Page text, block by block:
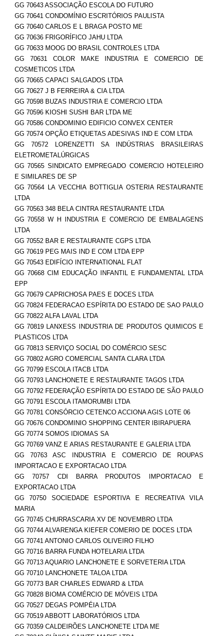
GG 70643 ASSOCIAÇÃO ESCOLA DO FUTURO
GG 70641 CONDOMÍNIO ESCRITÓRIOS PAULISTA
GG 70640 CARLOS E L BRAGA POSTO ME
GG 70636 FRIGORÍFICO JAHU LTDA
GG 70633 MOOG DO BRASIL CONTROLES LTDA
GG 70631 COLOR MAKE INDUSTRIA E COMERCIO DE
COSMETICOS LTDA
GG 70665 CAPACI SALGADOS LTDA
GG 70627 J B FERREIRA & CIA LTDA
GG 70598 BUZAS INDUSTRIA E COMERCIO LTDA
GG 70596 KIOSHI SUSHI BAR LTDA ME
GG 70586 CONDOMINIO EDIFICIO CONVEX CENTER
GG 70574 OPÇÃO ETIQUETAS ADESIVAS IND E COM LTDA
GG 70572 LORENZETTI SA INDÚSTRIAS BRASILEIRAS
ELETROMETALÚRGICAS
GG 70565 SINDICATO EMPREGADO COMERCIO HOTELEIRO
E SIMILARES DE SP
GG 70564 LA VECCHIA BOTTIGLIA OSTERIA RESTAURANTE
LTDA
GG 70563 348 BELA CINTRA RESTAURANTE LTDA
GG 70558 W H INDUSTRIA E COMERCIO DE EMBALAGENS
LTDA
GG 70552 BAR E RESTAURANTE CGPS LTDA
GG 70619 PEG MAIS IND E COM LTDA EPP
GG 70543 EDIFÍCIO INTERNATIONAL FLAT
GG 70668 CIM EDUCAÇÃO INFANTIL E FUNDAMENTAL LTDA
EPP
GG 70679 CAPRICHOSA PAES E DOCES LTDA
GG 70824 FEDERACAO ESPÍRITA DO ESTADO DE SAO PAULO
GG 70822 ALFA LAVAL LTDA
GG 70819 LANXESS INDUSTRIA DE PRODUTOS QUIMICOS E
PLASTICOS LTDA
GG 70813 SERVIÇO SOCIAL DO COMÉRCIO SESC
GG 70802 AGRO COMERCIAL SANTA CLARA LTDA
GG 70799 ESCOLA ITACB LTDA
GG 70793 LANCHONETE E RESTAURANTE TAGOS LTDA
GG 70792 FEDERAÇÃO ESPÍRITA DO ESTADO DE SÃO PAULO
GG 70791 ESCOLA ITAMORUMBI LTDA
GG 70781 CONSÓRCIO CETENCO ACCIONA AGIS LOTE 06
GG 70676 CONDOMINIO SHOPPING CENTER IBIRAPUERA
GG 70774 SOMOS IDIOMAS SA
GG 70769 VANZ E ARIAS RESTAURANTE E GALERIA LTDA
GG 70763 ASC INDUSTRIA E COMERCIO DE ROUPAS
IMPORTACAO E EXPORTACAO LTDA
GG 70757 CDI BARRA PRODUTOS IMPORTACAO E
EXPORTACAO LTDA
GG 70750 SOCIEDADE ESPORTIVA E RECREATIVA VILA
MARIA
GG 70745 CHURRASCARIA XV DE NOVEMBRO LTDA
GG 70744 ALVARENGA KIEFER COMERIO DE DOCES LTDA
GG 70741 ANTONIO CARLOS OLIVEIRO FILHO
GG 70716 BARRA FUNDA HOTELARIA LTDA
GG 70713 AQUARIO LANCHONETE E SORVETERIA LTDA
GG 70710 LANCHONETE TALOA LTDA
GG 70773 BAR CHARLES EDWARD & LTDA
GG 70828 BIOMA COMÉRCIO DE MÓVEIS LTDA
GG 70527 DEGAS POMPÉIA LTDA
GG 70519 ABBOTT LABORATÓRIOS LTDA
GG 70359 CALDEIRÕES LANCHONETE LTDA ME